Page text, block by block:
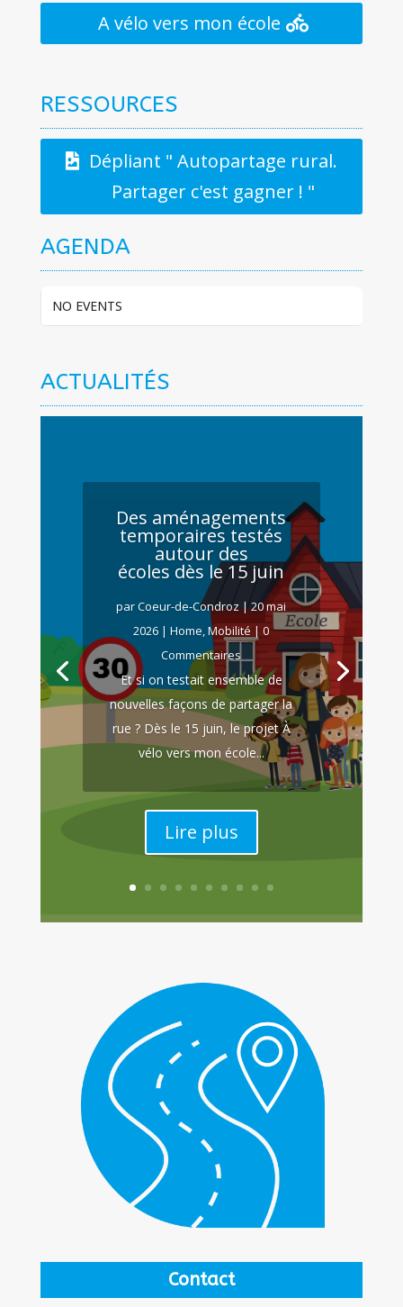
A vélo vers mon école
RESSOURCES
Dépliant " Autopartage rural.
Partager c'est gagner ! "
AGENDA
NO EVENTS
ACTUALITÉS
Des aménagements
temporaires testés
autour des
écoles dès le 15 juin
parCoeur-de-Condroz|20 mai
2026 |Home,Mobilité | 0
Commentaires
Et si on testait ensemble de
nouvelles façons de partager la
rue ? Dès le 15 juin, le projet À
vélo vers mon école...
Lire plus
Contact